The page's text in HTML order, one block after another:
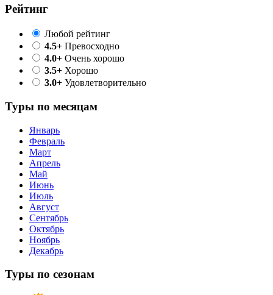
Рейтинг
Любой рейтинг
4.5+ Превосходно
4.0+ Очень хорошо
3.5+ Хорошо
3.0+ Удовлетворительно
Туры по месяцам
Январь
Февраль
Март
Апрель
Май
Июнь
Июль
Август
Сентябрь
Октябрь
Ноябрь
Декабрь
Туры по сезонам